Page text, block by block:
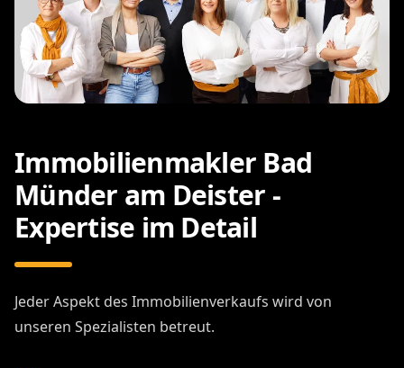
Immobilienmakler Bad
Münder am Deister -
Expertise im Detail
Jeder Aspekt des Immobilienverkaufs wird von
unseren Spezialisten betreut.